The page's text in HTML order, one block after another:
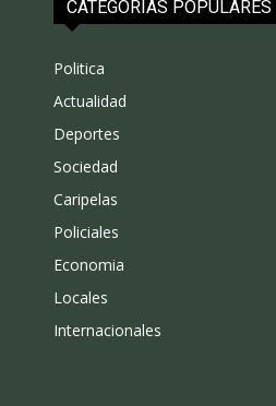
CATEGORÍAS POPULARES
Politica
Actualidad
Deportes
Sociedad
Caripelas
Policiales
Economia
Locales
Internacionales